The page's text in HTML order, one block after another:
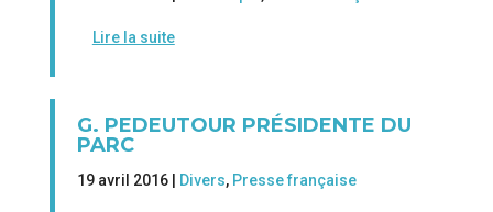
Lire la suite
G. PEDEUTOUR PRÉSIDENTE DU
PARC
19 avril 2016 | Divers, Presse française